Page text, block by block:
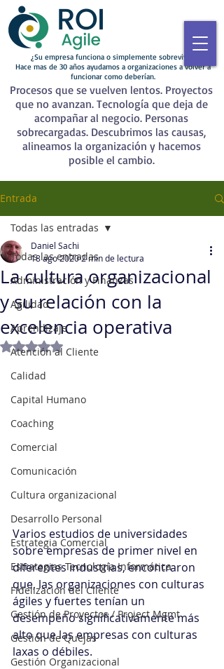
¿Su empresa funciona o simplemente sobrevive?
Hace mas de 30 años ayudamos a organizaciones a volver a
funcionar como deberían.
Procesos que se vuelven lentos. Proyectos
que no avanzan. Tecnología que deja de
acompañar al negocio. Personas
sobrecargadas. Descubrimos las causas,
alineamos la organización y hacemos
posible el cambio.
Entrada
Todas las entradas
Administración y Finanzas
Agilidad
Aprendizaje
Atención al Cliente
Calidad
Capital Humano
Coaching
Comercial
Comunicación
Cultura organizacional
Desarrollo Personal
Estrategia Comercial
Estrategias Tecnología Informática
Fidelización del Cliente
Gestión de Proyectos / Project Mgmt
Gestión de Quejas
Gestión Organizacional
Todas las entradas
La cultura organizacional
y su relación con la
excelencia operativa
Daniel Sachi
18 ago 2020 2 min de lectura
Obtuvo NaN de 5 estrellas.
Varios estudios de universidades
sobre empresas de primer nivel en
diferentes industrias, encontraron
que, las organizaciones con culturas
ágiles y fuertes tenían un
desempeño significativamente más
alto que las empresas con culturas
laxas o débiles.